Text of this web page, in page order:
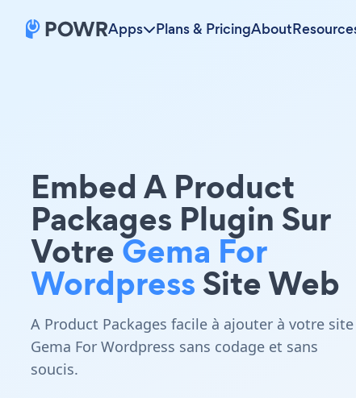
Apps Plans & PricingAbout
Embed A Product
Packages Plugin Sur
VotreGema For
WordpressSite Web
A Product Packages facile à ajouter à votre site
Gema For Wordpress sans codage et sans
soucis.